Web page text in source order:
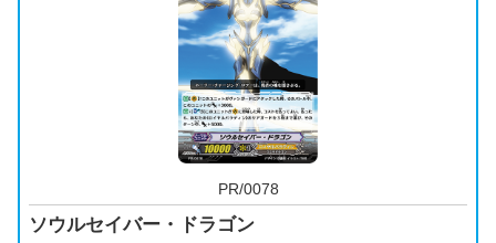
PR/0078
ソウルセイバー・ドラゴン